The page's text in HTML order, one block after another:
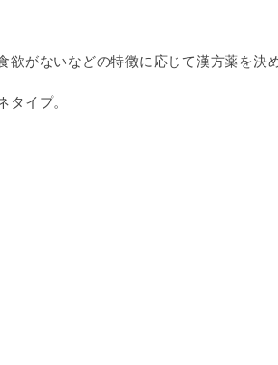
欲がないなどの特徴に応じて漢方薬を決
タイプ。